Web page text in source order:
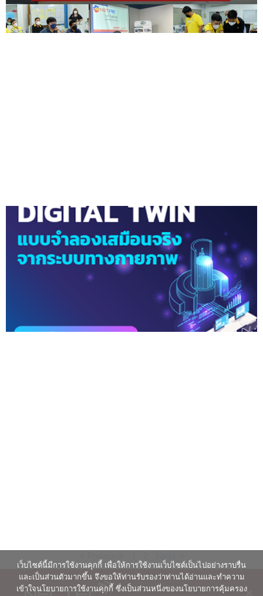
« Previous 1 2 Next »
เว็บไซต์นี้มีการใช้งานคุกกี้ เพื่อให้การใช้งานเว็บไซต์เป็นไปอย่างราบรื่น
และเป็นส่วนตัวมากขึ้น จึงขอให้ท่านรับรองว่าท่านได้อ่านและทำความ
เข้าใจนโยบายการใช้งานคุกกี้ ซึ่งเป็นส่วนหนึ่งของนโยบายการคุ้มครอง